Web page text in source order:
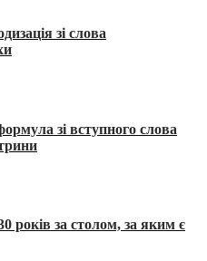
зі слова
зі вступного слова
років за столом, за яким є